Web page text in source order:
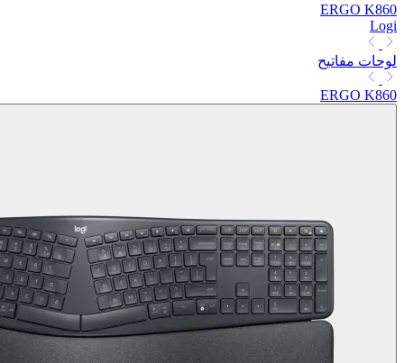
ERGO K860
Logi
لوحات مفاتيح
ERGO K860